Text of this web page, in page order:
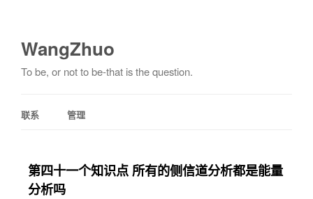
WangZhuo
To be, or not to be-that is the question.
联系 管理
第四十一个知识点 所有的侧信道分析都是能量
分析吗